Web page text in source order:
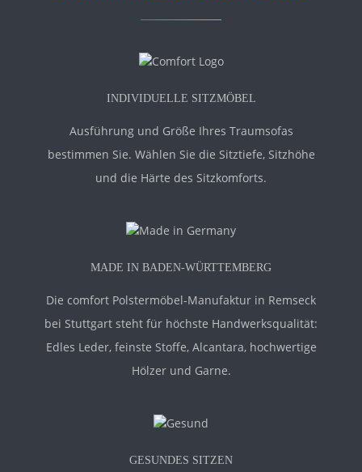
INDIVIDUELLE SITZMÖBEL
Ausführung und Größe Ihres Traumsofas
bestimmen Sie. Wählen Sie die Sitztiefe, Sitzhöhe
und die Härte des Sitzkomforts.
MADE IN BADEN-WÜRTTEMBERG
Die comfort Polstermöbel-Manufaktur in Remseck
bei Stuttgart steht für höchste Handwerksqualität:
Edles Leder, feinste Stoffe, Alcantara, hochwertige
Hölzer und Garne.
GESUNDES SITZEN